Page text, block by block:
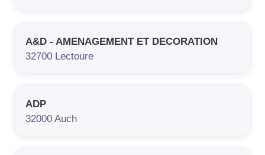
A&D - AMENAGEMENT ET DECORATION
32700 Lectoure
ADP
32000 Auch